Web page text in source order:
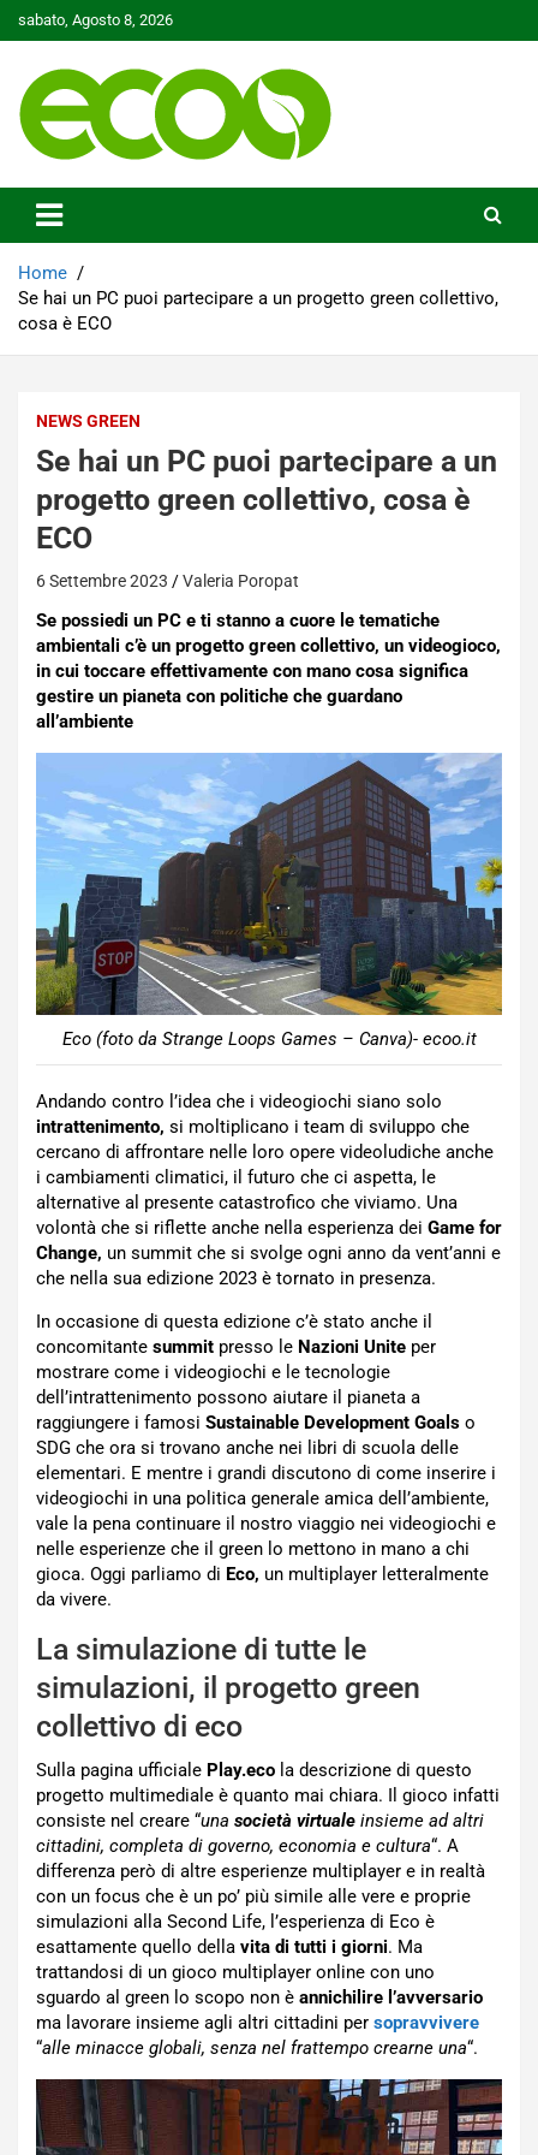
to
sabato, Agosto 8, 2026
Ecoo.it
Home
Se hai un PC puoi partecipare a un progetto green collettivo,
cosa è ECO
NEWS GREEN
Se hai un PC puoi partecipare a un
progetto green collettivo, cosa è
ECO
6 Settembre 2023 Valeria Poropat
Se possiedi un PC e ti stanno a cuore le tematiche
ambientali c’è un progetto green collettivo, un videogioco,
in cui toccare effettivamente con mano cosa significa
gestire un pianeta con politiche che guardano
all’ambiente
Eco (foto da Strange Loops Games – Canva)- ecoo.it
Andando contro l’idea che i videogiochi siano solo
intrattenimento, si moltiplicano i team di sviluppo che
cercano di affrontare nelle loro opere videoludiche anche
i cambiamenti climatici, il futuro che ci aspetta, le
alternative al presente catastrofico che viviamo. Una
volontà che si riflette anche nella esperienza dei Game for
Change, un summit che si svolge ogni anno da vent’anni e
che nella sua edizione 2023 è tornato in presenza.
In occasione di questa edizione c’è stato anche il
concomitante summit presso le Nazioni Unite per
mostrare come i videogiochi e le tecnologie
dell’intrattenimento possono aiutare il pianeta a
raggiungere i famosi Sustainable Development Goals o
SDG che ora si trovano anche nei libri di scuola delle
elementari. E mentre i grandi discutono di come inserire i
videogiochi in una politica generale amica dell’ambiente,
vale la pena continuare il nostro viaggio nei videogiochi e
nelle esperienze che il green lo mettono in mano a chi
gioca. Oggi parliamo di Eco, un multiplayer letteralmente
da vivere.
La simulazione di tutte le
simulazioni, il progetto green
collettivo di eco
Sulla pagina ufficiale Play.eco la descrizione di questo
progetto multimediale è quanto mai chiara. Il gioco infatti
consiste nel creare “una società virtuale insieme ad altri
cittadini, completa di governo, economia e cultura“. A
differenza però di altre esperienze multiplayer e in realtà
con un focus che è un po’ più simile alle vere e proprie
simulazioni alla Second Life, l’esperienza di Eco è
esattamente quello della vita di tutti i giorni. Ma
trattandosi di un gioco multiplayer online con uno
sguardo al green lo scopo non è annichilire l’avversario
ma lavorare insieme agli altri cittadini per sopravvivere
“alle minacce globali, senza nel frattempo crearne una“.